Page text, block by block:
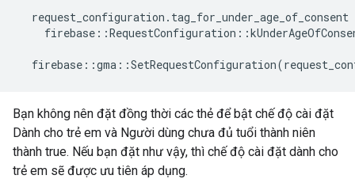
request_configuration . tag_for_under_age_of_consent
firebase ::RequestConfiguration ::
firebase ::gma ::SetRequestConfiguration(
Bạn không nên đặt đồng thời các thẻ để bật chế độ cài đặt
Dành cho trẻ em và Người dùng chưa đủ tuổi thành niên
thành true. Nếu bạn đặt như vậy, thì chế độ cài đặt dành cho
trẻ em sẽ được ưu tiên áp dụng.